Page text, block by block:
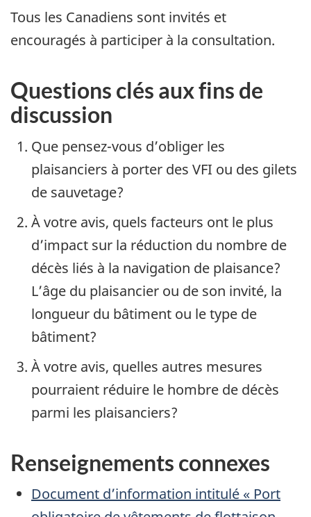
Tous les Canadiens sont invités et
encouragés à participer à la consultation.
Questions clés aux fins de
discussion
Que pensez-vous d’obliger les
plaisanciers à porter des VFI ou des gilets
de sauvetage?
À votre avis, quels facteurs ont le plus
d’impact sur la réduction du nombre de
décès liés à la navigation de plaisance?
L’âge du plaisancier ou de son invité, la
longueur du bâtiment ou le type de
bâtiment?
À votre avis, quelles autres mesures
pourraient réduire le hombre de décès
parmi les plaisanciers?
Renseignements connexes
Document d’information intitulé « Port